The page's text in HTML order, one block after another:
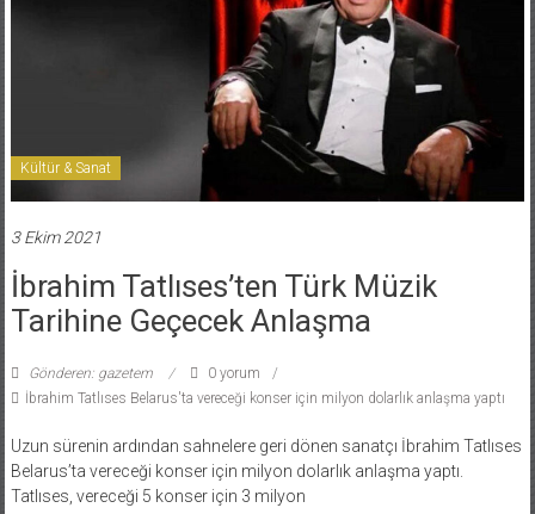
Kültür & Sanat
3 Ekim 2021
İbrahim Tatlıses’ten Türk Müzik
Tarihine Geçecek Anlaşma
Gönderen: gazetem
0 yorum
İbrahim Tatlıses Belarus'ta vereceği konser için milyon dolarlık anlaşma yaptı
Uzun sürenin ardından sahnelere geri dönen sanatçı İbrahim Tatlıses
Belarus’ta vereceği konser için milyon dolarlık anlaşma yaptı.
Tatlıses, vereceği 5 konser için 3 milyon